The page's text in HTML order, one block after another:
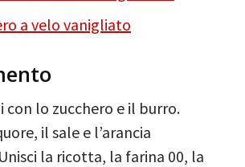
a velo vanigliato
con lo zucchero e il burro.
il sale e l’arancia
la ricotta, la farina 00, la